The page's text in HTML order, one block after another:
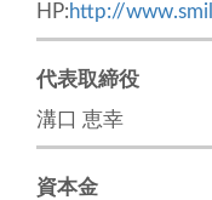
HP:http://
代表取締役
溝口 恵幸
資本金